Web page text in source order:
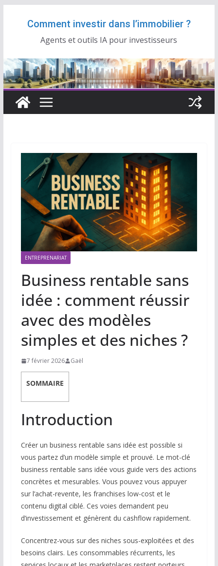
Comment investir dans l’immobilier ?
Agents et outils IA pour investisseurs
ENTREPRENARIAT
Business rentable sans
idée : comment réussir
avec des modèles
simples et des niches ?
7 février 2026 Gaël
SOMMAIRE
Introduction
Créer un business rentable sans idée est possible si
vous partez d’un modèle simple et prouvé. Le mot-clé
business rentable sans idée vous guide vers des actions
concrètes et mesurables. Vous pouvez vous appuyer
sur l’achat-revente, les franchises low-cost et le
contenu digital ciblé. Ces voies demandent peu
d’investissement et génèrent du cashflow rapidement.
Concentrez-vous sur des niches sous-exploitées et des
besoins clairs. Les consommables récurrents, les